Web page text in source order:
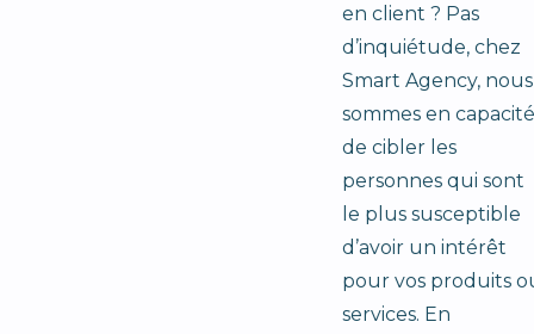
en client ? Pas
d’inquiétude, chez
Smart Agency, nous
sommes en capacité
de cibler les
personnes qui sont
le plus susceptible
d’avoir un intérêt
pour vos produits
services. En